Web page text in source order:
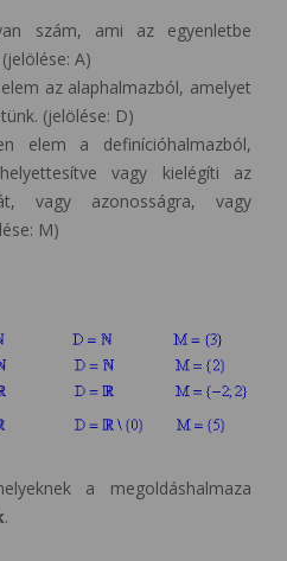
szám, ami az egyenletbe
A)
az alaphalmazból, amelyet
(jelölése: D)
elem a definícióhalmazból,
vagy kielégíti az
vagy azonosságra, vagy
M)
a megoldáshalmaza
.